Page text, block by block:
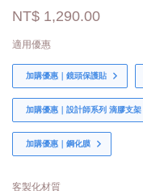
NT$ 1,290.00
適用優惠
加購優惠｜鏡頭保護貼
加購優惠｜設計師系列 滴膠支架
加購優惠｜鋼化膜
客製化材質